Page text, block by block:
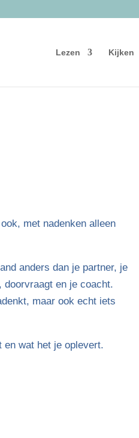
Lezen Kijken
met nadenken alleen
anders dan je partner, je
doorvraagt en je coacht.
maar ook echt iets
en wat het je oplevert.